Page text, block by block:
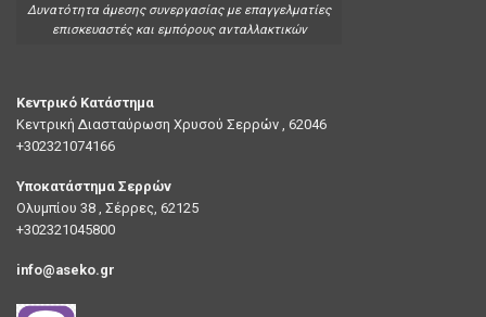
Δυνατότητα άμεσης συνεργασίας με επαγγελματίες
επισκευαστές και εμπόρους ανταλλακτικών
Κεντρικό Κατάστημα
Κεντρική Διασταύρωση Χρυσού Σερρών , 62046
+302321074166
Υποκατάστημα Σερρών
Ολυμπίου 38 , Σέρρες, 62125
+302321045800
info@aseko.gr